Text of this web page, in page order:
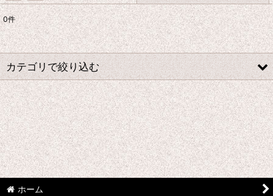
サブカテゴリ:
表示数:
並び順:
絞り込む
0件
カテゴリで絞り込む
数字 コスプレ衣装 (全商品)
2014年
2015年
ホーム